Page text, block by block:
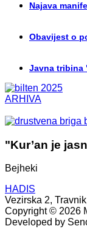
Najava
Obavijest o
Javna tribina
ARHIVA
"Kur’an je
Bejheki
HADIS
Vezirska 2,
Copyright © 2026
Developed by